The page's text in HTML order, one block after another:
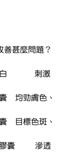
善甚麼問題？